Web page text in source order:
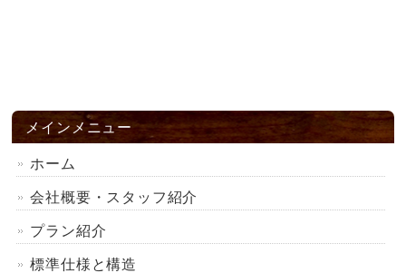
メインメニュー
ホーム
会社概要・スタッフ紹介
プラン紹介
標準仕様と構造